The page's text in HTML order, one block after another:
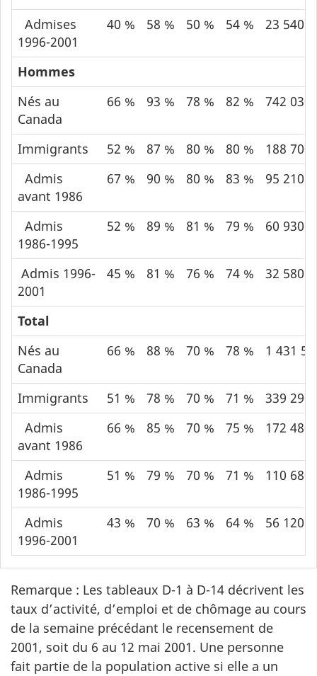
Admises
1996-2001
40 % 58 % 50 % 54 % 23 540
Hommes
Nés au
Canada
66 % 93 % 78 % 82 % 742 030
Immigrants 52 % 87 % 80 % 80 %
188 700
Admis
avant 1986
67 % 90 % 80 % 83 % 95 210
Admis
1986-1995
52 % 89 % 81 % 79 % 60 930
Admis 1996-
2001
45 % 81 % 76 % 74 % 32 580
Total
Nés au
Canada
66 % 88 % 70 % 78 % 1 431
Immigrants 51 % 78 % 70 % 71 %
339 290
Admis
avant 1986
66 % 85 % 70 % 75 % 172 480
Admis
1986-1995
51 % 79 % 70 % 71 % 110 680
Admis
1996-2001
43 % 70 % 63 % 64 % 56 120
Remarque : Les tableaux D-1 à D-14 décrivent les
taux d’activité, d’emploi et de chômage au cours
de la semaine précédant le recensement de
2001, soit du 6 au 12 mai 2001. Une personne
fait partie de la population active si elle a un